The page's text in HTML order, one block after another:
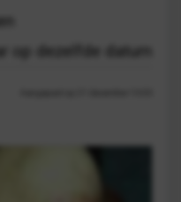
op dezelfde datum